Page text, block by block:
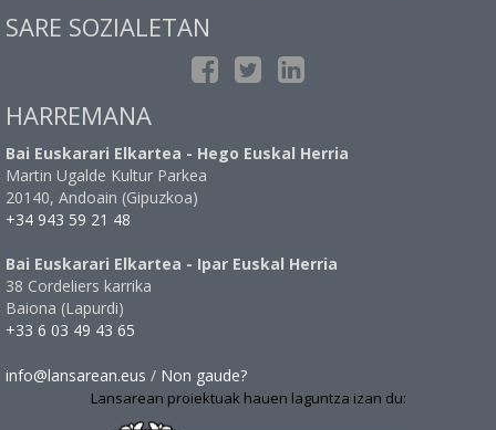
SARE SOZIALETAN
HARREMANA
Bai Euskarari Elkartea - Hego Euskal Herria
Martin Ugalde Kultur Parkea
20140, Andoain (Gipuzkoa)
+34 943 59 21 48
Bai Euskarari Elkartea - Ipar Euskal Herria
38 Cordeliers karrika
Baiona (Lapurdi)
+33 6 03 49 43 65
info@lansarean.eus / Non gaude?
Lansarean proiektuak hauen laguntza izan du: